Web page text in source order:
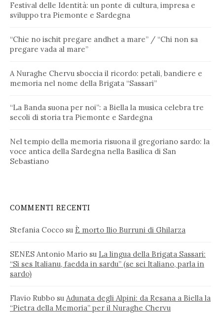
Festival delle Identità: un ponte di cultura, impresa e
sviluppo tra Piemonte e Sardegna
“Chie no ischit pregare andhet a mare” / “Chi non sa
pregare vada al mare”
A Nuraghe Chervu sboccia il ricordo: petali, bandiere e
memoria nel nome della Brigata “Sassari”
“La Banda suona per noi”: a Biella la musica celebra tre
secoli di storia tra Piemonte e Sardegna
Nel tempio della memoria risuona il gregoriano sardo: la
voce antica della Sardegna nella Basilica di San
Sebastiano
COMMENTI RECENTI
Stefania Cocco su È morto Ilio Burruni di Ghilarza
SENES Antonio Mario su La lingua della Brigata Sassari:
“Si ses Italianu, faedda in sardu” (se sei Italiano, parla in
sardo)
Flavio Rubbo su Adunata degli Alpini: da Resana a Biella la
“Pietra della Memoria” per il Nuraghe Chervu